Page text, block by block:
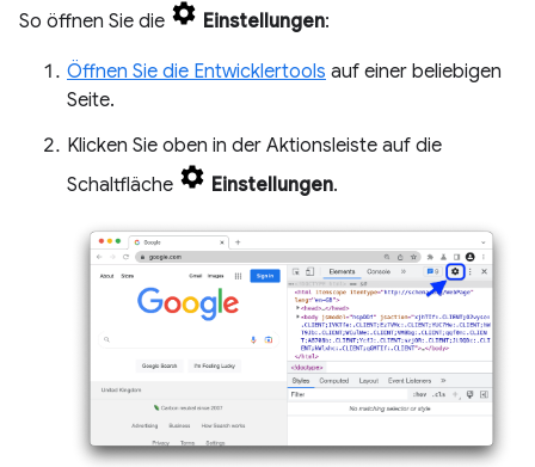
So öffnen Sie die Einstellungen:
Öffnen Sie die Entwicklertools auf einer beliebigen
Seite.
Klicken Sie oben in der Aktionsleiste auf die
Schaltfläche
Einstellungen.